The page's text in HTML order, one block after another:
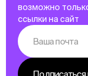
возможно
ссылки на сайт